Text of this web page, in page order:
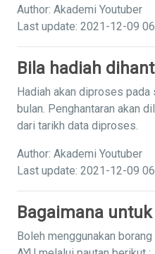
Author: Akademi Youtuber
Last update: 2021-12-09
Bila hadiah
Hadiah akan diproses
bulan. Penghantaran akan
dari tarikh data diproses.
Author: Akademi Youtuber
Last update: 2021-12-09
Bagaimana
Boleh menggunakan